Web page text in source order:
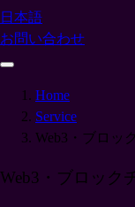
日本語
お問い合わせ
Home
Service
Web3・ブロッ
Web3・ブロック